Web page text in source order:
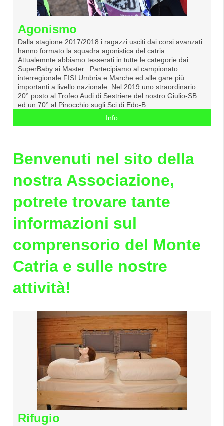
Agonismo
Dalla stagione 2017/2018 i ragazzi usciti dai corsi avanzati
hanno formato la squadra agonistica del catria.
Attualemnte abbiamo tesserati in tutte le categorie dai
SuperBaby ai Master. Partecipiamo al campionato
interregionale FISI Umbria e Marche ed alle gare più
importanti a livello nazionale. Nel 2019 uno straordinario
20° posto al Trofeo Audi di Sestriere del nostro Giulio-SB
ed un 70° al Pinocchio sugli Sci di Edo-B.
Info
Benvenuti nel sito della
nostra Associazione,
potrete trovare tante
informazioni sul
comprensorio del Monte
Catria e sulle nostre
attività!
Rifugio